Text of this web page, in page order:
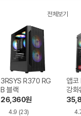
전체보기
3RSYS R370 RG
B 블랙
26,360원
4.9 (23)
앱코
강화